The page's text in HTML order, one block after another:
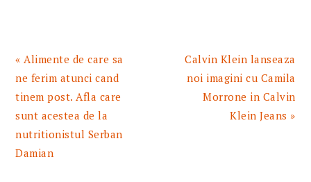
Articol
anterior:
« Alimente de care sa
ne ferim atunci cand
tinem post. Afla care
sunt acestea de la
nutritionistul Serban
Damian
Articolul
urmator:
Calvin Klein lanseaza
noi imagini cu Camila
Morrone in Calvin
Klein Jeans »